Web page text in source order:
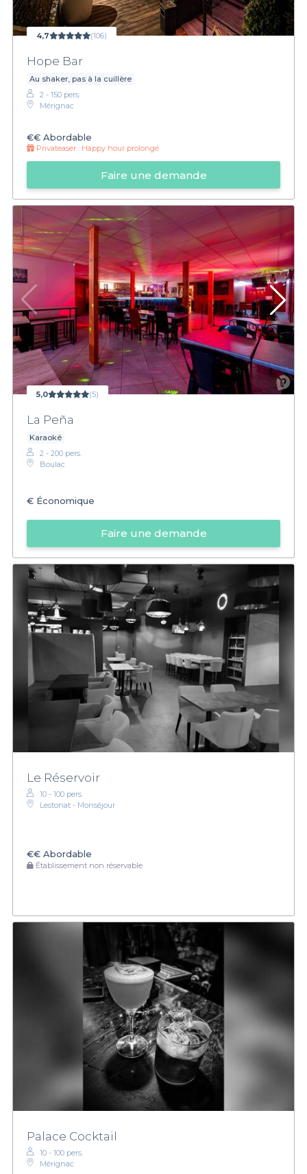
4,7 (106)
Hope Bar
Au shaker, pas à la cuillère
2 - 150 pers.
Mérignac
€€ Abordable
Privateaser : Happy hour prolongé
Faire une demande
5,0 (5)
La Peña
Karaoké
2 - 200 pers.
Boulac
€ Économique
Faire une demande
Le Réservoir
10 - 100 pers.
Lestonat - Monséjour
€€ Abordable
Établissement non réservable
Palace Cocktail
10 - 100 pers.
Mérignac